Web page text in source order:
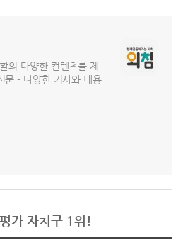
의 다양한 컨텐츠를 제
문 - 다양한 기사와 내용
가 자치구 1위!